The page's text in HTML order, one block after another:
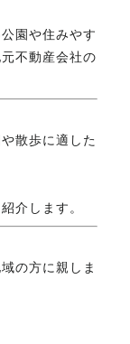
祝祭日
ら
園や住みやす
不動産会社の
散歩に適した
介します。
の方に親しま